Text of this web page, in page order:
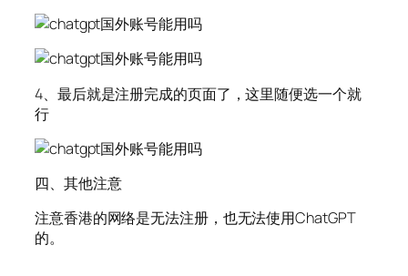
4、最后就是注册完成的页面了，这里随便选一个就
行
四、其他注意
注意香港的网络是无法注册，也无法使用ChatGPT
的。